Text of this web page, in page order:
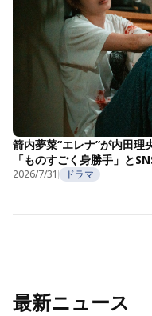
箭内夢菜“エレナ”が内田理
「ものすごく身勝手」と
2026/7/31 ドラマ
最新ニュース